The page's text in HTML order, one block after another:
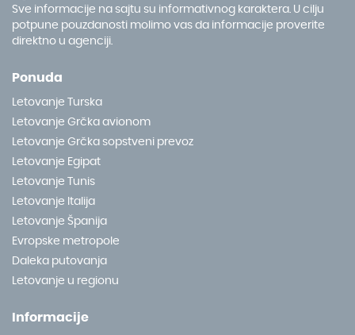
Sve informacije na sajtu su informativnog karaktera. U cilju
potpune pouzdanosti molimo vas da informacije proverite
direktno u agenciji.
Ponuda
Letovanje Turska
Letovanje Grčka avionom
Letovanje Grčka sopstveni prevoz
Letovanje Egipat
Letovanje Tunis
Letovanje Italija
Letovanje Španija
Evropske metropole
Daleka putovanja
Letovanje u regionu
Informacije